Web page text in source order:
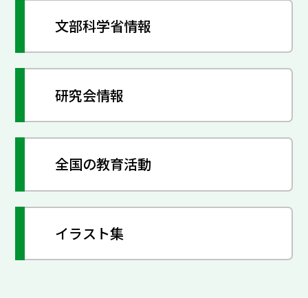
文部科学省情報
研究会情報
全国の教育活動
イラスト集